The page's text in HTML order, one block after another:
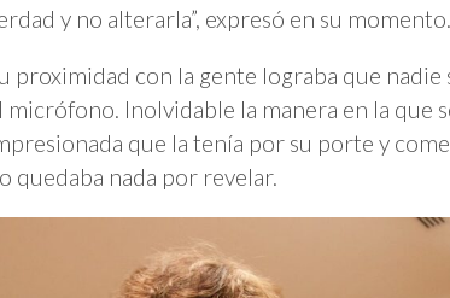
y no alterarla”, expresó en su momento.
proximidad con la gente lograba que
micrófono. Inolvidable la manera en la que
que la tenía por su porte y
quedaba nada por revelar.